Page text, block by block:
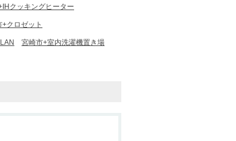
クッキングヒーター
+クロゼット
宮崎市+室内洗濯機置き場